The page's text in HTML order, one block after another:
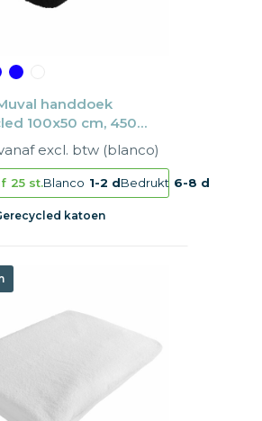
handdoek
100x50 cm, 450
excl. btw (blanco)
25 st.Blanco 1-2 dBedrukt 6-8 d
katoen